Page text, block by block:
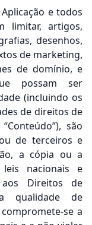
e todos
limitar, artigos,
desenhos,
de marketing,
de domínio, e
possam ser
(incluindo os
de direitos de
são
de terceiros e
a cópia ou a
nacionais e
aos Direitos de
qualidade de
se a